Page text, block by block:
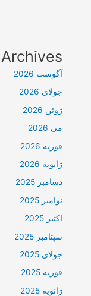
Archives
آگوست 2026
جولای 2026
ژوئن 2026
می 2026
فوریه 2026
ژانویه 2026
دسامبر 2025
نوامبر 2025
اکتبر 2025
سپتامبر 2025
جولای 2025
فوریه 2025
ژانویه 2025